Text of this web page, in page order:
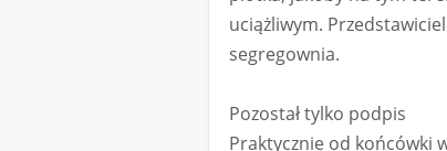
uciążliwym.
segregownia.
Pozostał tylko podpis
Praktycznie od końcówki